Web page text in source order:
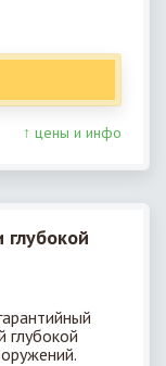
↑ цены и инфо
глубокой